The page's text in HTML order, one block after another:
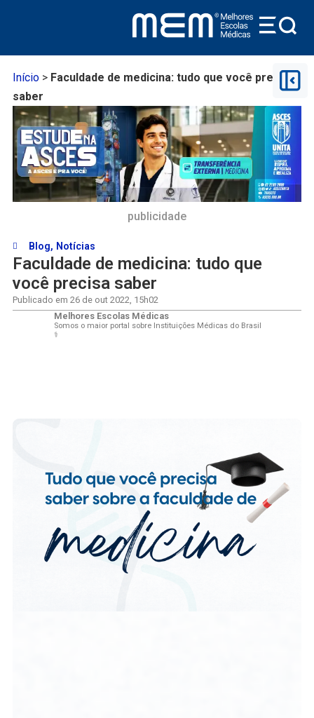
Início> Faculdade de medicina: tudo que você precisa
saber
publicidade
Blog, Notícias
Faculdade de medicina: tudo que
você precisa saber
Publicado em 26 de out 2022, 15h02
Melhores Escolas Médicas
Somos o maior portal sobre Instituições Médicas do Brasil
⚕️